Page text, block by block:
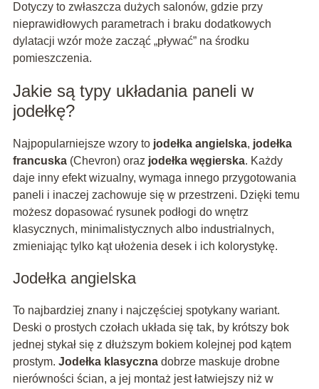
Dotyczy to zwłaszcza dużych salonów, gdzie przy
nieprawidłowych parametrach i braku dodatkowych
dylatacji wzór może zacząć „pływać” na środku
pomieszczenia.
Jakie są typy układania paneli w
jodełkę?
Najpopularniejsze wzory to jodełka angielska, jodełka
francuska(Chevron) oraz jodełka węgierska. Każdy
daje inny efekt wizualny, wymaga innego przygotowania
paneli i inaczej zachowuje się w przestrzeni. Dzięki temu
możesz dopasować rysunek podłogi do wnętrz
klasycznych, minimalistycznych albo industrialnych,
zmieniając tylko kąt ułożenia desek i ich kolorystykę.
Jodełka angielska
To najbardziej znany i najczęściej spotykany wariant.
Deski o prostych czołach układa się tak, by krótszy bok
jednej stykał się z dłuższym bokiem kolejnej pod kątem
prostym. Jodełka klasycznadobrze maskuje drobne
nierówności ścian, a jej montaż jest łatwiejszy niż w